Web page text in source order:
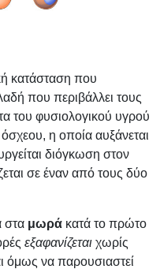
κατάσταση που
που περιβάλλει τους
του φυσιολογικού υγρού
η οποία αυξάνεται
διόγκωση στον
σε έναν από τους δύο
στα μωρά κατά το πρώτο
εξαφανίζεται χωρίς
όμως να παρουσιαστεί